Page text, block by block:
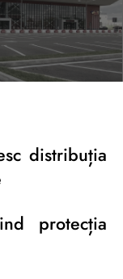
distribuția
protecția